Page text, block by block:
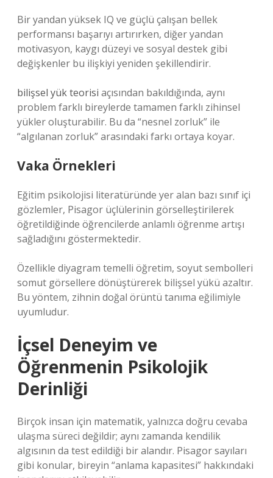
Bir yandan yüksek IQ ve güçlü çalışan bellek
performansı başarıyı artırırken, diğer yandan
motivasyon, kaygı düzeyi ve sosyal destek gibi
değişkenler bu ilişkiyi yeniden şekillendirir.
bilişsel yük teorisi açısından bakıldığında, aynı
problem farklı bireylerde tamamen farklı zihinsel
yükler oluşturabilir. Bu da “nesnel zorluk” ile
“algılanan zorluk” arasındaki farkı ortaya koyar.
Vaka Örnekleri
Eğitim psikolojisi literatüründe yer alan bazı sınıf içi
gözlemler, Pisagor üçlülerinin görselleştirilerek
öğretildiğinde öğrencilerde anlamlı öğrenme artışı
sağladığını göstermektedir.
Özellikle diyagram temelli öğretim, soyut sembolleri
somut görsellere dönüştürerek bilişsel yükü azaltır.
Bu yöntem, zihnin doğal örüntü tanıma eğilimiyle
uyumludur.
İçsel Deneyim ve
Öğrenmenin Psikolojik
Derinliği
Birçok insan için matematik, yalnızca doğru cevaba
ulaşma süreci değildir; aynı zamanda kendilik
algısının da test edildiği bir alandır. Pisagor sayıları
gibi konular, bireyin “anlama kapasitesi” hakkındaki